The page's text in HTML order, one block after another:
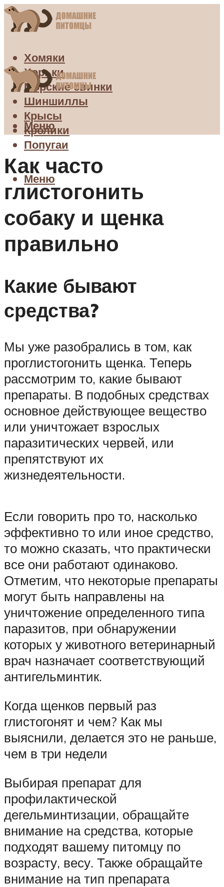
Хомяки
Хорьки
Морские свинки
Шиншиллы
Крысы
Кролики
Попугаи
Меню
Меню
Как часто
глистогонить
собаку и щенка
правильно
Какие бывают
средства?
Мы уже разобрались в том, как
проглистогонить щенка. Теперь
рассмотрим то, какие бывают
препараты. В подобных средствах
основное действующее вещество
или уничтожает взрослых
паразитических червей, или
препятствуют их
жизнедеятельности.
Если говорить про то, насколько
эффективно то или иное средство,
то можно сказать, что практически
все они работают одинаково.
Отметим, что некоторые препараты
могут быть направлены на
уничтожение определенного типа
паразитов, при обнаружении
которых у животного ветеринарный
врач назначает соответствующий
антигельминтик.
Когда щенков первый раз
глистогонят и чем? Как мы
выяснили, делается это не раньше,
чем в три недели
Выбирая препарат для
профилактической
дегельминтизации, обращайте
внимание на средства, которые
подходят вашему питомцу по
возрасту, весу. Также обращайте
внимание на тип препарата